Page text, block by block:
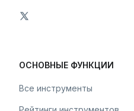
ОСНОВНЫЕ ФУНКЦИИ
Все инструменты